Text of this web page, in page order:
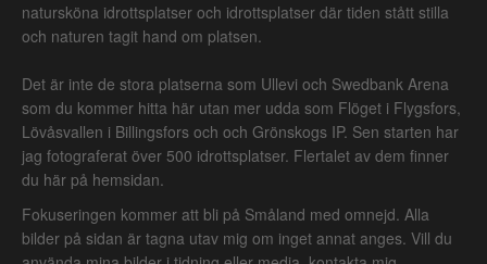
natursköna idrottsplatser och idrottsplatser där tiden stått stilla
och naturen tagit hand om platsen.
Det är inte de stora platserna som Ullevi och Swedbank Arena
som du kommer hitta här utan mer udda som Flöget i Flygsfors,
Lövåsvallen i Billingsfors och och Grönskogs IP. Sen starten har
jag fotograferat över 500 idrottsplatser. Flertalet av dem finner
du här på hemsidan.
Fokuseringen kommer att bli på Småland med omnejd. Alla
bilder på sidan är tagna utav mig om inget annat anges. Vill du